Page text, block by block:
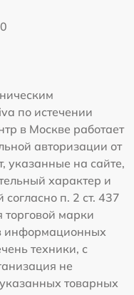
по истечении
в Москве работает
авторизации от
указанные на сайте,
характер и
п. 2 ст. 437
марки
информационных
техники, с
не
товарных